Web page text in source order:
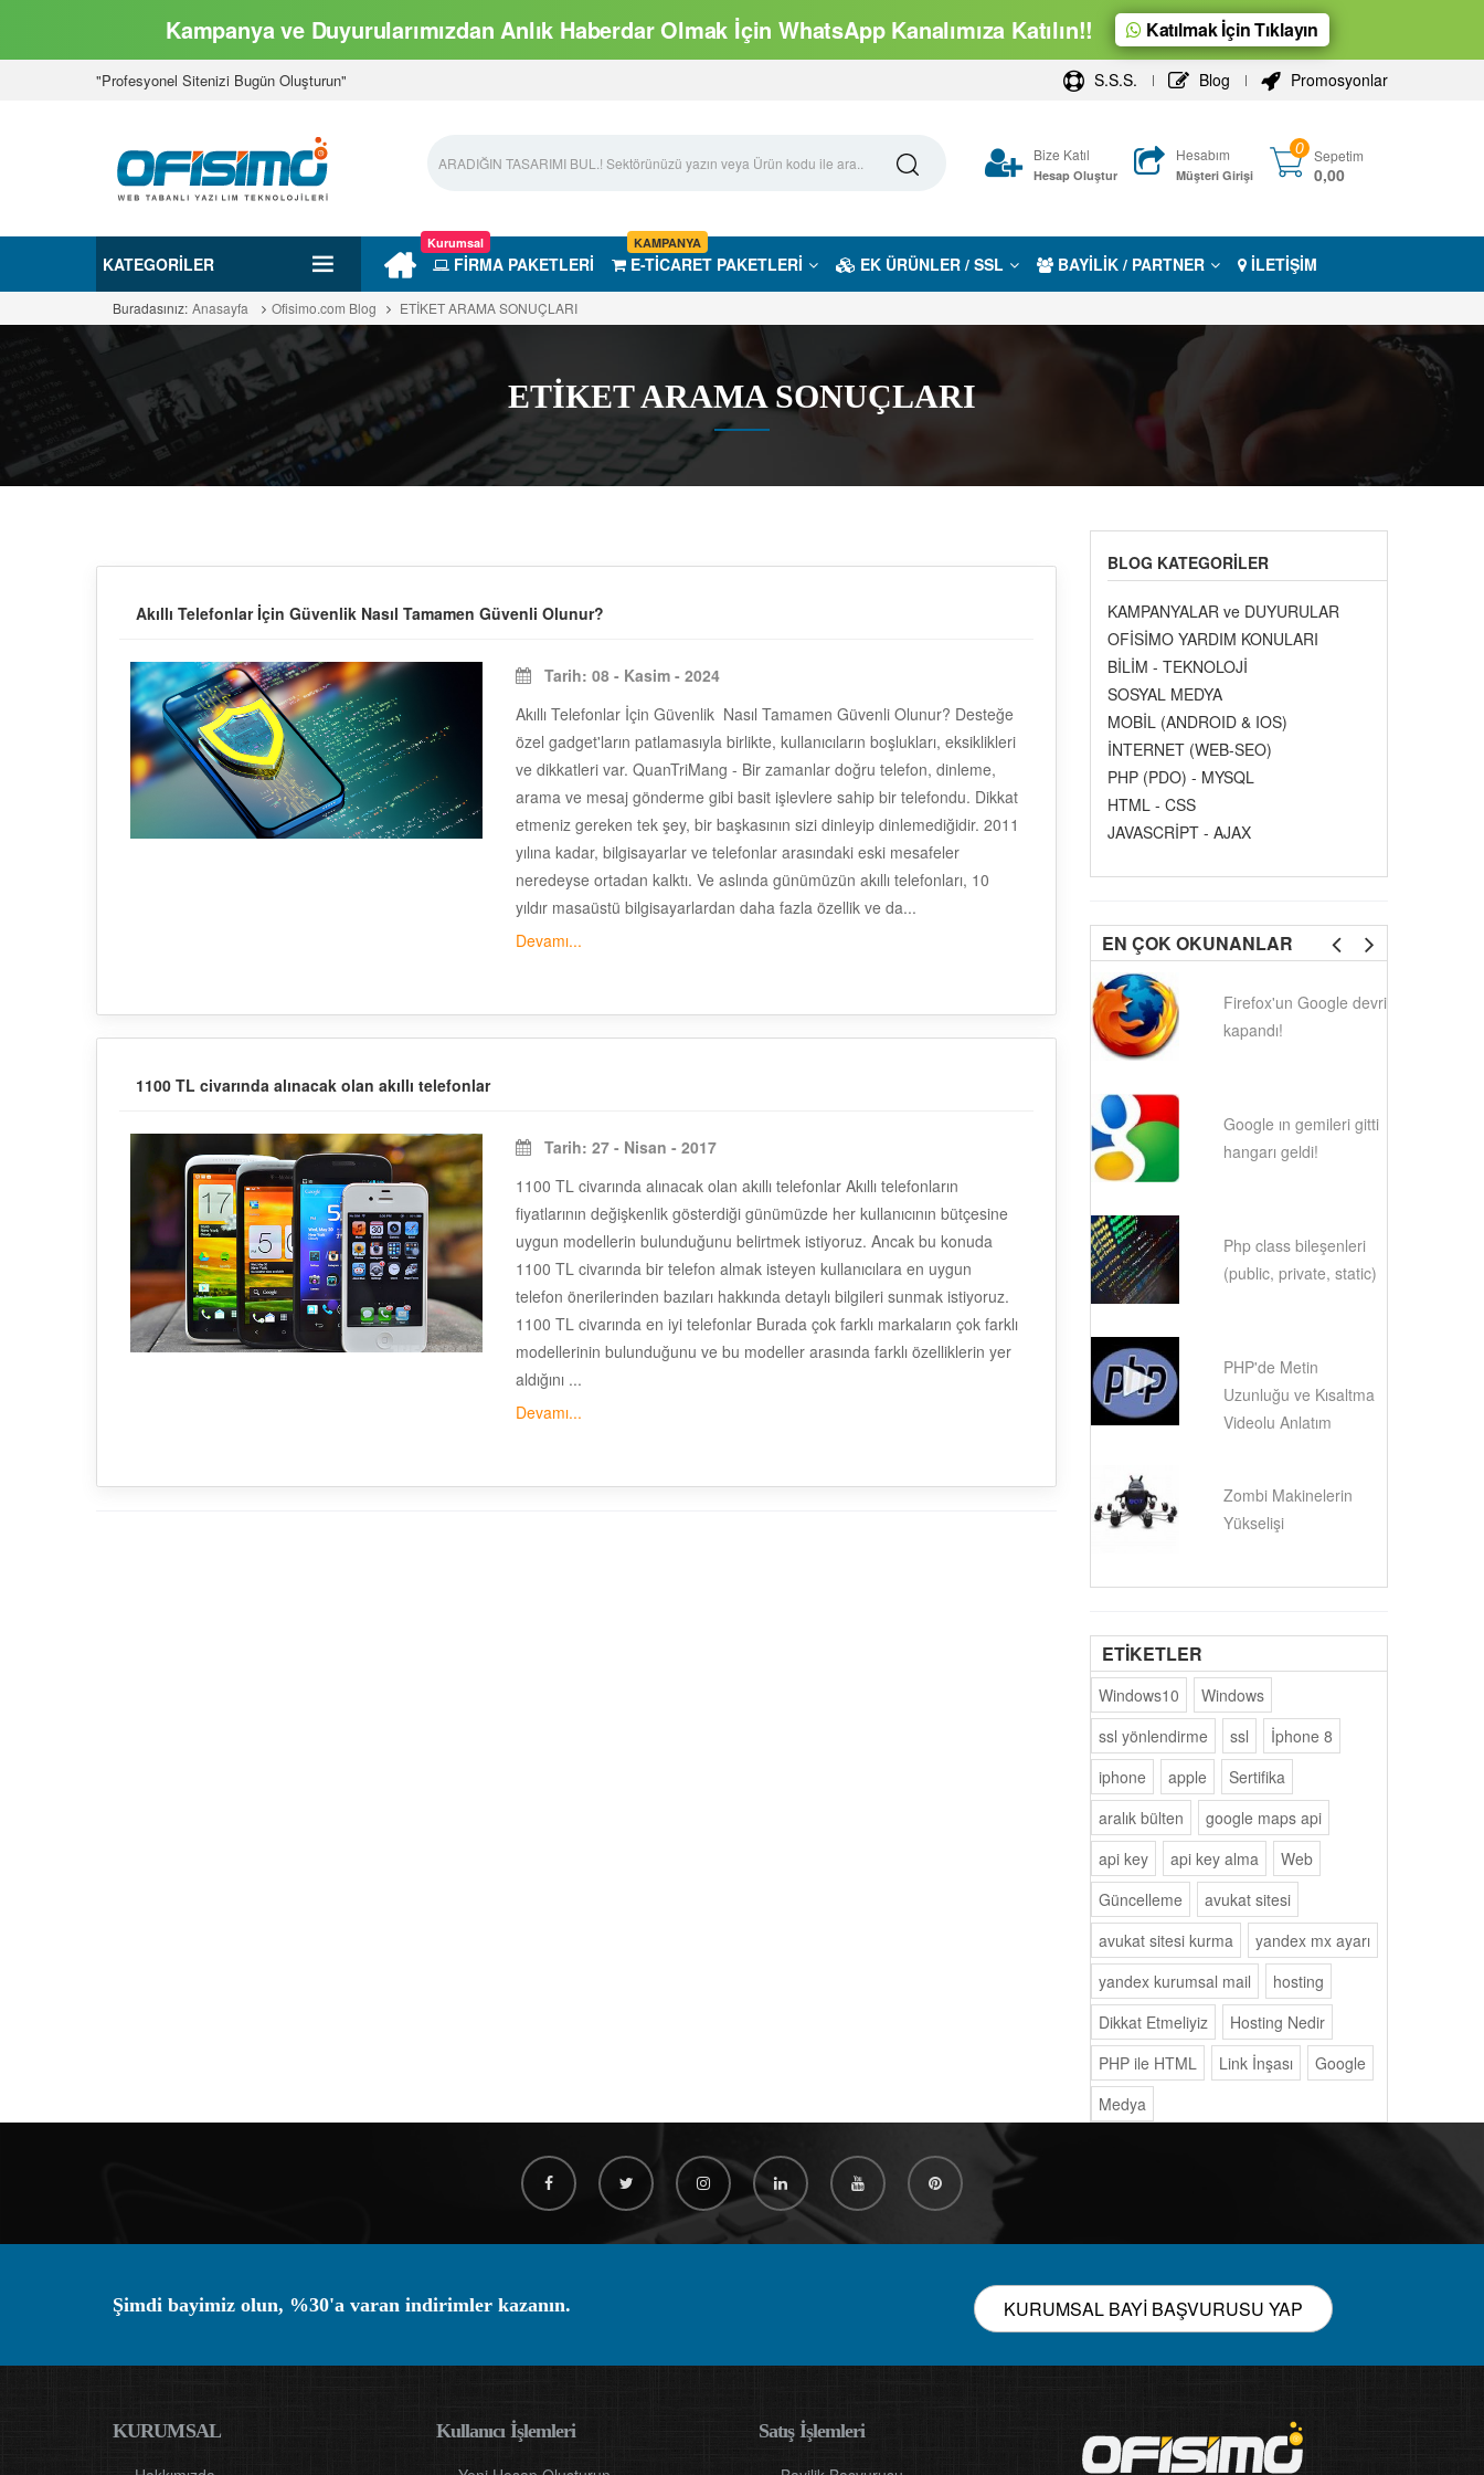
Kampanya ve Duyurularımızdan Anlık Haberdar Olmak İçin WhatsApp Kanalımıza Katılın!! Katılmak İçin Tıklayın
"Profesyonel Sitenizi Bugün Oluşturun" S.S.S. Blog Promosyonlar
Bize Katıl
Hesap Oluştur
Hesabım
Müşteri Girişi
0 Sepetim
0,00
KATEGORILER FİRMA PAKETLERİ
Kurumsal
E-TİCARET PAKETLERİ
KAMPANYA
EK ÜRÜNLER / SSL BAYİLİK / PARTNER İLETİŞİM
Buradasınız: Anasayfa Ofisimo.com Blog ETİKET ARAMA SONUÇLARI
ETİKET ARAMA SONUÇLARI
Akıllı Telefonlar İçin Güvenlik Nasıl Tamamen Güvenli Olunur?
Tarih: 08 - Kasim - 2024
Akıllı Telefonlar İçin Güvenlik Nasıl Tamamen Güvenli Olunur? Desteğe
özel gadget'ların patlamasıyla birlikte, kullanıcıların boşlukları, eksiklikleri
ve dikkatleri var. QuanTriMang - Bir zamanlar doğru telefon, dinleme,
arama ve mesaj gönderme gibi basit işlevlere sahip bir telefondu. Dikkat
etmeniz gereken tek şey, bir başkasının sizi dinleyip dinlemediğidir. 2011
yılına kadar, bilgisayarlar ve telefonlar arasındaki eski mesafeler
neredeyse ortadan kalktı. Ve aslında günümüzün akıllı telefonları, 10
yıldır masaüstü bilgisayarlardan daha fazla özellik ve da...
Devamı...
1100 TL civarında alınacak olan akıllı telefonlar
Tarih: 27 - Nisan - 2017
1100 TL civarında alınacak olan akıllı telefonlar Akıllı telefonların
fiyatlarının değişkenlik gösterdiği günümüzde her kullanıcının bütçesine
uygun modellerin bulunduğunu belirtmek istiyoruz. Ancak bu konuda
1100 TL civarında bir telefon almak isteyen kullanıcılara en uygun
telefon önerilerinden bazıları hakkında detaylı bilgileri sunmak istiyoruz.
1100 TL civarında en iyi telefonlar Burada çok farklı markaların çok farklı
modellerinin bulunduğunu ve bu modeller arasında farklı özelliklerin yer
aldığını ...
Devamı...
BLOG KATEGORILER
KAMPANYALAR ve DUYURULAR
OFİSİMO YARDIM KONULARI
BİLİM - TEKNOLOJİ
SOSYAL MEDYA
MOBİL (ANDROID & IOS)
İNTERNET (WEB-SEO)
PHP (PDO) - MYSQL
HTML - CSS
JAVASCRİPT - AJAX
EN ÇOK OKUNANLAR
Firefox'un Google devri
kapandı!
Google ın gemileri gitti
hangarı geldi!
Php class bileşenleri
(public, private, static)
PHP'de Metin
Uzunluğu ve Kısaltma
Videolu Anlatım
Zombi Makinelerin
Yükselişi
ETİKETLER
Windows10
Windows
ssl yönlendirme
ssl
İphone 8
iphone
apple
Sertifika
aralık bülten
google maps api
api key
api key alma
Web
Güncelleme
avukat sitesi
avukat sitesi kurma
yandex mx ayarı
yandex kurumsal mail
hosting
Dikkat Etmeliyiz
Hosting Nedir
PHP ile HTML
Link İnşası
Google
Medya
Şimdi bayimiz olun, %30'a varan indirimler kazanın. KURUMSAL BAYİ BAŞVURUSU YAP
KURUMSAL
Kullanıcı İşlemleri
Satış İşlemleri